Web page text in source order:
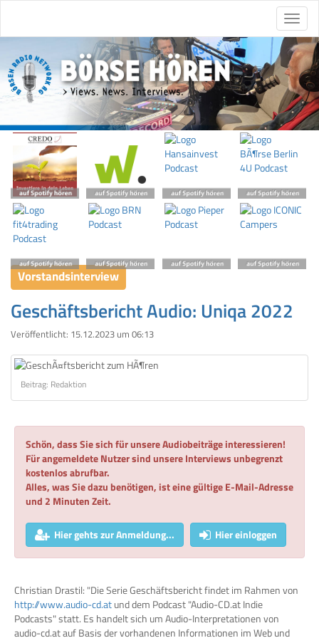
Vorstandsinterview
Geschäftsbericht Audio: Uniqa 2022
Veröffentlicht: 15.12.2023 um 06:13
Beitrag: Redaktion
Schön, dass Sie sich für unsere Audiobeiträge interessieren!
Für angemeldete Nutzer sind unsere Interviews unbegrenzt
kostenlos abrufbar.
Alles, was Sie dazu benötigen, ist eine gültige E-Mail-Adresse
und 2 Minuten Zeit.
Hier gehts zur Anmeldung... Hier einloggen
Christian Drastil: "Die Serie Geschäftsbericht findet im Rahmen von
http://www.audio-cd.atund dem Podcast "Audio-CD.at Indie
Podcasts" statt. Es handelt sich um Audio-Interpretationen von
audio-cd.at auf Basis der vorhandenen Informationen im Web und